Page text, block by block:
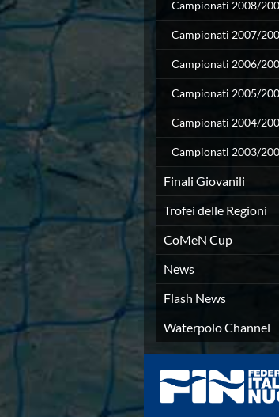
Artistico
Eventi
Norme e documenti
Risultati e Classifiche
Azzurri
News
Flash News
Fondo
Eventi
Grand Prix
Norme e documenti
Risultati e Classifiche
Primati
Azzurri
News
Flash News
Salvamento
Eventi
Norme e documenti
Risultati e Classifiche
Albi d'oro - Primati
News
Flash News
Master
Campionati 2008/
Campionati 2007/
Campionati 2006/
Campionati 2005/
Campionati 2004/
Campionati 2003/
Finali Giovanili
Trofei delle Regioni
CoMeN Cup
News
Flash News
Waterpolo Channel